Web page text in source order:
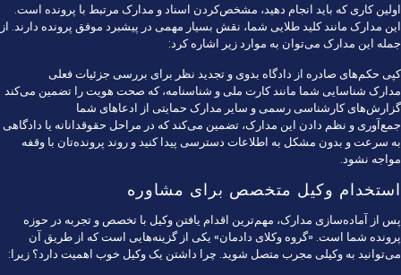
اولین کاری که باید انجام دهید، مشخص‌کردن اسناد و مدارک مرتبط با پرونده است.
این مدارک مانند کلید طلایی شما، نقش بسیار مهمی در پیشبرد موفق پرونده دارند. از
جمله این مدارک می‌توان به موارد زیر اشاره کرد:
کپی حکم‌های صادره از دادگاه بدوی و تجدید نظر برای بررسی جزئیات فعلی
مدارک شناسایی شما مانند کارت ملی و شناسنامه، که صحت هویت را تضمین می‌کند
گزارش‌های کارشناسی رسمی و سایر مدارک حمایتی از ادعاهای شما
جمع‌آوری و نظم دادن این مدارک، تضمین می‌کند که در مراحل حقوقدانانه یا دادگاهی
به سرعت و بدون مشکل به اطلاعات دسترسی پیدا کنید و روند پرونده‌تان با وقفه
مواجه نشود.
استخدام وکیل متخصص برای مشاوره
پس از آماده‌سازی مدارک، مهم‌ترین اقدام یافتن وکیل با تخصص و تجربه در حوزه
پرونده شما است. «گروه وکلای دادمان» یکی از گزینه‌هایی است که از طریق آن
می‌توانید به وکیلی مجرب متصل شوید. چرا داشتن یک وکیل خوب اهمیت دارد؟ زیرا: